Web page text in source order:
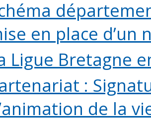
en place d’un
Ligue Bretagne
:
de la